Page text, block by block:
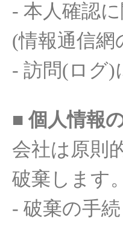
- 本人確認に
(情報通信網
- 訪問( ログ)
■個人情報
会社は原則
破棄 します
- 破棄の手続